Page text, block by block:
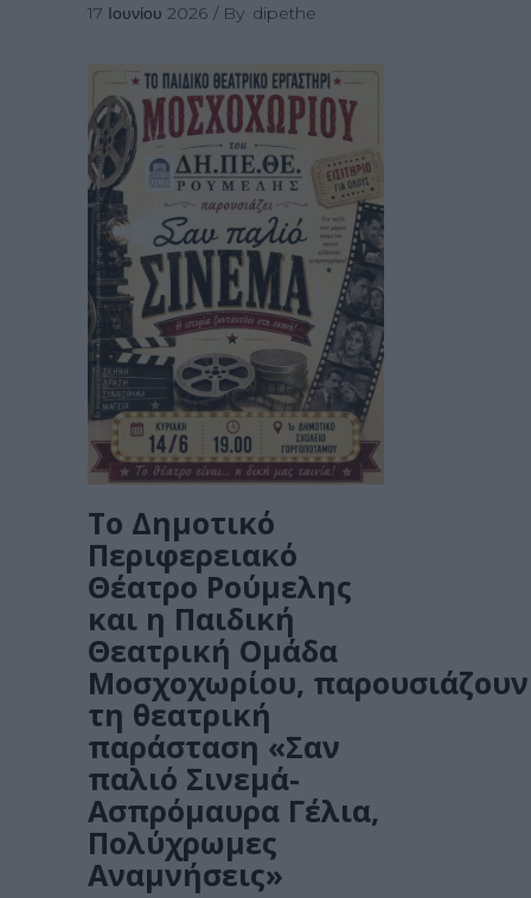
17 Ιουνίου 2026 By dipethe
Το Δημοτικό
Περιφερειακό
Θέατρο Ρούμελης
και η Παιδική
Θεατρική Ομάδα
Μοσχοχωρίου, παρουσιάζoυν
τη θεατρική
παράσταση «Σαν
παλιό Σινεμά-
Ασπρόμαυρα Γέλια,
Πολύχρωμες
Αναμνήσεις»